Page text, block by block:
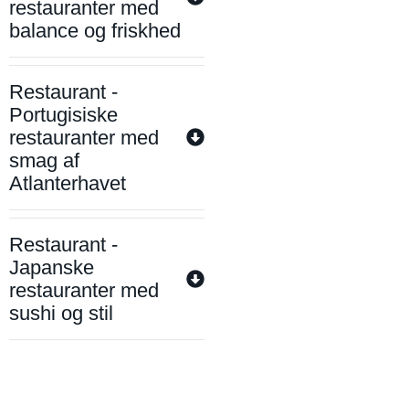
restauranter med
balance og friskhed
Restaurant -
Portugisiske
restauranter med
smag af
Atlanterhavet
Restaurant -
Japanske
restauranter med
sushi og stil